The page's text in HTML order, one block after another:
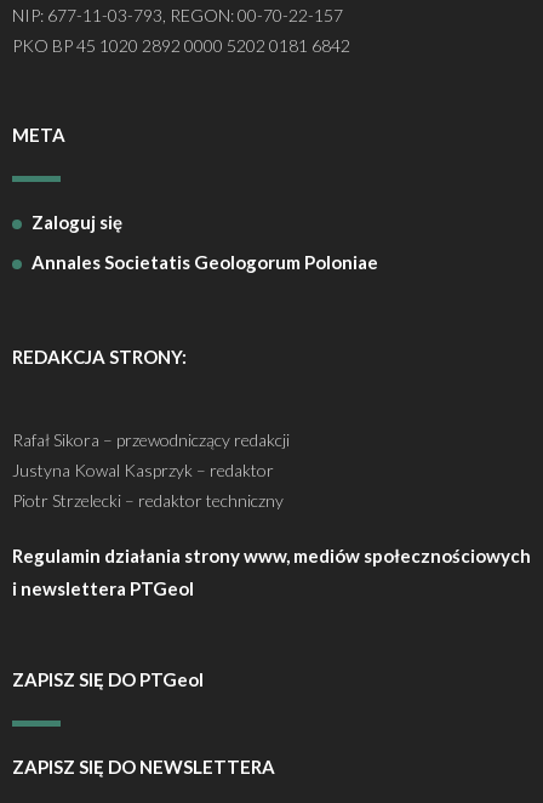
NIP: 677-11-03-793, REGON: 00-70-22-157
PKO BP 45 1020 2892 0000 5202 0181 6842
META
Zaloguj się
Annales Societatis Geologorum Poloniae
REDAKCJA STRONY:
Rafał Sikora – przewodniczący redakcji
Justyna Kowal Kasprzyk – redaktor
Piotr Strzelecki – redaktor techniczny
Regulamin działania strony www, mediów społecznościowych
i newslettera PTGeol
ZAPISZ SIĘ DO PTGeol
ZAPISZ SIĘ DO NEWSLETTERA